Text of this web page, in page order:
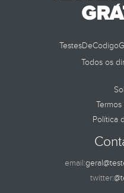
Todos os
Política
email:
twitter: